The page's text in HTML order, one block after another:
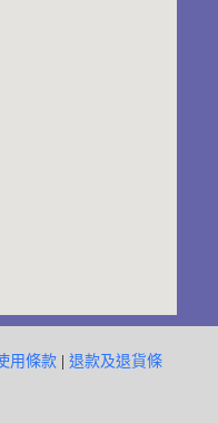
用條款 |退款及退貨條